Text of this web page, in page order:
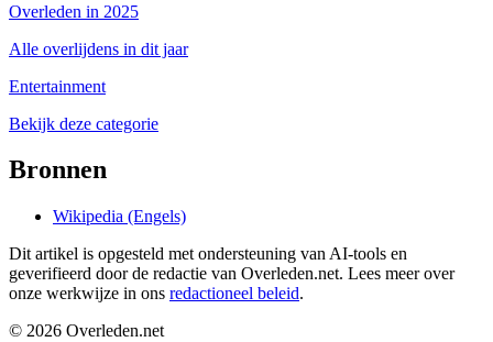
Overleden in 2025
Alle overlijdens in dit jaar
Entertainment
Bekijk deze categorie
Bronnen
Wikipedia (Engels)
Dit artikel is opgesteld met ondersteuning van AI-tools en
geverifieerd door de redactie van Overleden.net. Lees meer over
onze werkwijze in ons redactioneel beleid.
© 2026 Overleden.net